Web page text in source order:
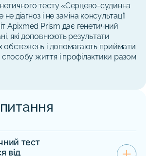
тесту «Серцево-судинна
діагноз і не заміна консультації
Apixmed Prism дає генетичний
які доповнюють результати
обстежень і допомагають приймати
життя і профілактики разом
тест
від